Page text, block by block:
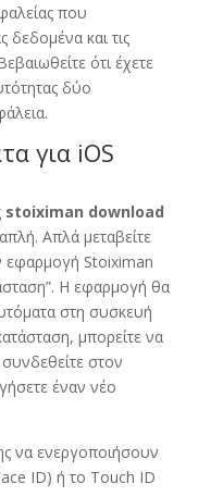
που
δεδομένα και τις
ότι έχετε
δύο
για iOS
stoiximan download
Απλά μεταβείτε
εφαρμογή Stoiximan
Η εφαρμογή θα
στη συσκευή
μπορείτε να
στον
έναν νέο
να ενεργοποιήσουν
ID) ή το Touch ID